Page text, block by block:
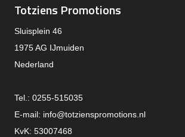
Totziens Promotions
Sluisplein 46
1975 AG IJmuiden
Nederland
Tel.: 0255-515035
E-mail: info@totzienspromotions.nl
KvK: 53007468